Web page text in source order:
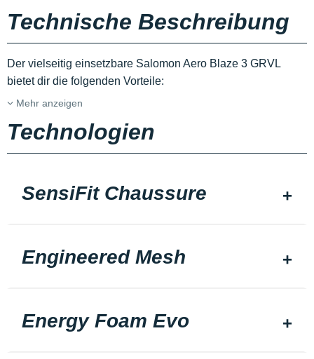
Technische Beschreibung
Der vielseitig einsetzbare Salomon Aero Blaze 3 GRVL
bietet dir die folgenden Vorteile:
Mehr anzeigen
Technologien
SensiFit Chaussure
Engineered Mesh
Energy Foam Evo